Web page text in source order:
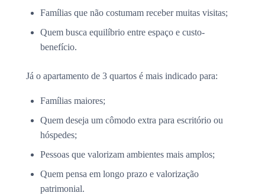
Famílias que não costumam receber muitas visitas;
Quem busca equilíbrio entre espaço e custo-
benefício.
Já o apartamento de 3 quartos é mais indicado para:
Famílias maiores;
Quem deseja um cômodo extra para escritório ou
hóspedes;
Pessoas que valorizam ambientes mais amplos;
Quem pensa em longo prazo e valorização
patrimonial.